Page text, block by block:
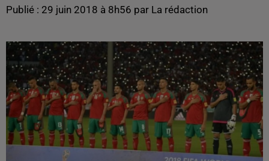
Publié : 29 juin 2018 à 8h56 par La rédaction